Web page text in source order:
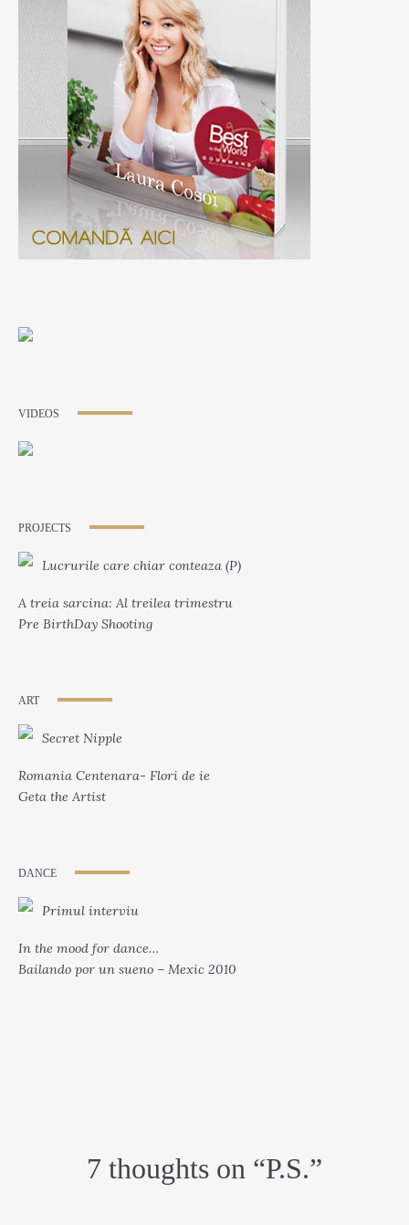
VIDEOS
PROJECTS
Lucrurile care chiar conteaza (P)
A treia sarcina: Al treilea trimestru
Pre BirthDay Shooting
ART
Secret Nipple
Romania Centenara- Flori de ie
Geta the Artist
DANCE
Primul interviu
In the mood for dance…
Bailando por un sueno – Mexic 2010
7 thoughts on “P.S.”